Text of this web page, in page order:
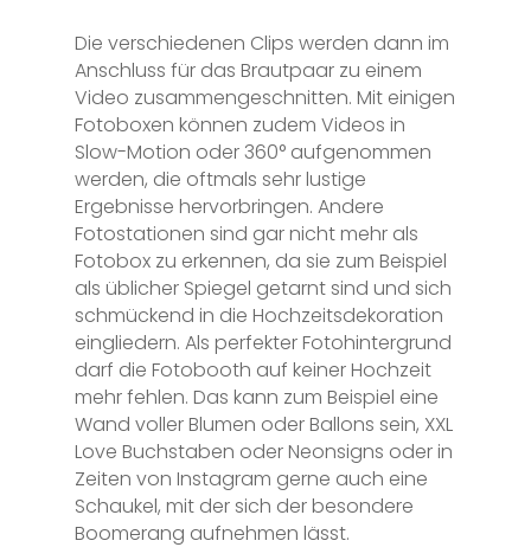
Die verschiedenen Clips werden dann im
Anschluss für das Brautpaar zu einem
Video zusammengeschnitten. Mit einigen
Fotoboxen können zudem Videos in
Slow-Motion oder 360° aufgenommen
werden, die oftmals sehr lustige
Ergebnisse hervorbringen. Andere
Fotostationen sind gar nicht mehr als
Fotobox zu erkennen, da sie zum Beispiel
als üblicher Spiegel getarnt sind und sich
schmückend in die Hochzeitsdekoration
eingliedern. Als perfekter Fotohintergrund
darf die Fotobooth auf keiner Hochzeit
mehr fehlen. Das kann zum Beispiel eine
Wand voller Blumen oder Ballons sein, XXL
Love Buchstaben oder Neonsigns oder in
Zeiten von Instagram gerne auch eine
Schaukel, mit der sich der besondere
Boomerang aufnehmen lässt.